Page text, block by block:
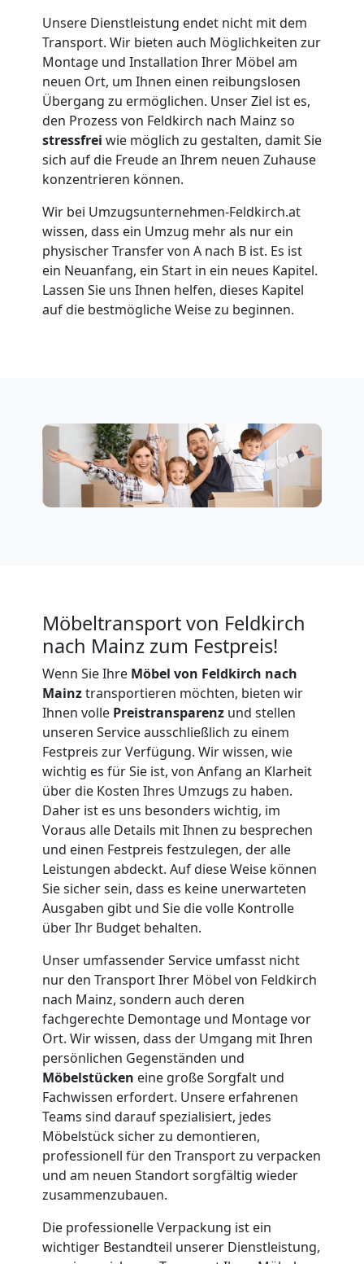
Unsere Dienstleistung endet nicht mit dem
Transport. Wir bieten auch Möglichkeiten zur
Montage und Installation Ihrer Möbel am
neuen Ort, um Ihnen einen reibungslosen
Übergang zu ermöglichen. Unser Ziel ist es,
den Prozess von Feldkirch nach Mainz so
stressfrei wie möglich zu gestalten, damit Sie
sich auf die Freude an Ihrem neuen Zuhause
konzentrieren können.
Wir bei Umzugsunternehmen-Feldkirch.at
wissen, dass ein Umzug mehr als nur ein
physischer Transfer von A nach B ist. Es ist
ein Neuanfang, ein Start in ein neues Kapitel.
Lassen Sie uns Ihnen helfen, dieses Kapitel
auf die bestmögliche Weise zu beginnen.
Möbeltransport von Feldkirch
nach Mainz zum Festpreis!
Wenn Sie Ihre Möbel von Feldkirch nach
Mainztransportieren möchten, bieten wir
Ihnen volle Preistransparenz und stellen
unseren Service ausschließlich zu einem
Festpreis zur Verfügung. Wir wissen, wie
wichtig es für Sie ist, von Anfang an Klarheit
über die Kosten Ihres Umzugs zu haben.
Daher ist es uns besonders wichtig, im
Voraus alle Details mit Ihnen zu besprechen
und einen Festpreis festzulegen, der alle
Leistungen abdeckt. Auf diese Weise können
Sie sicher sein, dass es keine unerwarteten
Ausgaben gibt und Sie die volle Kontrolle
über Ihr Budget behalten.
Unser umfassender Service umfasst nicht
nur den Transport Ihrer Möbel von Feldkirch
nach Mainz, sondern auch deren
fachgerechte Demontage und Montage vor
Ort. Wir wissen, dass der Umgang mit Ihren
persönlichen Gegenständen und
Möbelstücken eine große Sorgfalt und
Fachwissen erfordert. Unsere erfahrenen
Teams sind darauf spezialisiert, jedes
Möbelstück sicher zu demontieren,
professionell für den Transport zu verpacken
und am neuen Standort sorgfältig wieder
zusammenzubauen.
Die professionelle Verpackung ist ein
wichtiger Bestandteil unserer Dienstleistung,
Feldkirch
Tresortransport
Feldkirch
Umzug
für
Senioren
Fernumzug
Feldkirch
Büroumzug
Feldkirch
Expressumzug
Feldkirch
Tragehilfe
Feldkirch
Kleiner
Umzug
Feldkirch
Küchenumzug
Feldkirch
Umzug
und